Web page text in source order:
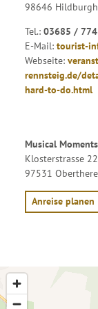
98646
Tel.: 03685 /
E-Mail: tourist-
Webseite:
rennsteig.de/
hard-to-do.html
Musical
Klosterstrasse 22
97531
Anreise planen